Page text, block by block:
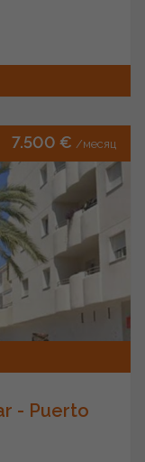
7.500 € /месяц
- Puerto